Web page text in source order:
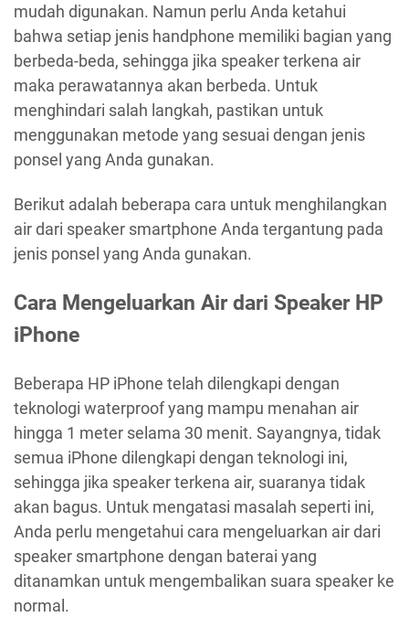
mudah digunakan. Namun perlu Anda ketahui
bahwa setiap jenis handphone memiliki bagian yang
berbeda-beda, sehingga jika speaker terkena air
maka perawatannya akan berbeda. Untuk
menghindari salah langkah, pastikan untuk
menggunakan metode yang sesuai dengan jenis
ponsel yang Anda gunakan.
Berikut adalah beberapa cara untuk menghilangkan
air dari speaker smartphone Anda tergantung pada
jenis ponsel yang Anda gunakan.
Cara Mengeluarkan Air dari Speaker HP
iPhone
Beberapa HP iPhone telah dilengkapi dengan
teknologi waterproof yang mampu menahan air
hingga 1 meter selama 30 menit. Sayangnya, tidak
semua iPhone dilengkapi dengan teknologi ini,
sehingga jika speaker terkena air, suaranya tidak
akan bagus. Untuk mengatasi masalah seperti ini,
Anda perlu mengetahui cara mengeluarkan air dari
speaker smartphone dengan baterai yang
ditanamkan untuk mengembalikan suara speaker ke
normal.